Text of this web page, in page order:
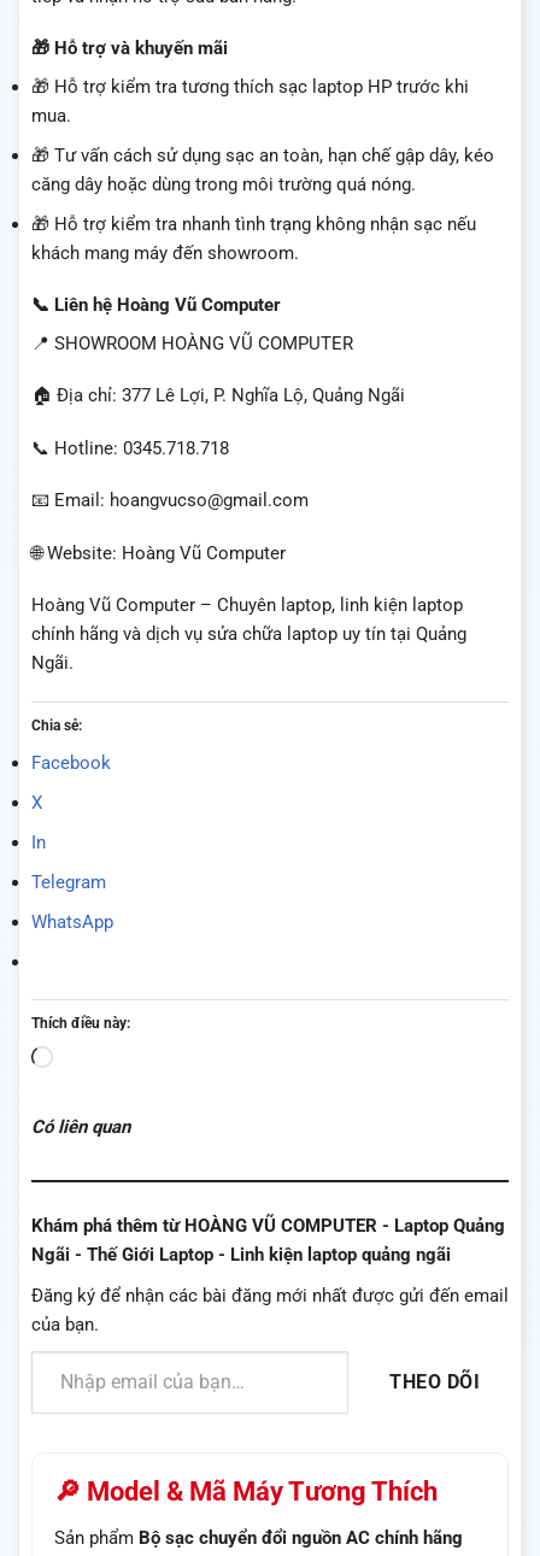
🎁 Hỗ trợ và khuyến mãi
🎁 Hỗ trợ kiểm tra tương thích sạc laptop HP trước khi
mua.
🎁 Tư vấn cách sử dụng sạc an toàn, hạn chế gập dây, kéo
căng dây hoặc dùng trong môi trường quá nóng.
🎁 Hỗ trợ kiểm tra nhanh tình trạng không nhận sạc nếu
khách mang máy đến showroom.
📞 Liên hệ Hoàng Vũ Computer
📍 SHOWROOM HOÀNG VŨ COMPUTER
🏠 Địa chỉ: 377 Lê Lợi, P. Nghĩa Lộ, Quảng Ngãi
📞 Hotline: 0345.718.718
📧 Email: hoangvucso@gmail.com
🌐 Website: Hoàng Vũ Computer
Hoàng Vũ Computer – Chuyên laptop, linh kiện laptop
chính hãng và dịch vụ sửa chữa laptop uy tín tại Quảng
Ngãi.
Chia sẻ:
Facebook
X
In
Telegram
WhatsApp
Thích điều này:
Đang
Có liên quan
Khám phá thêm từ HOÀNG VŨ COMPUTER - Laptop Quảng
Ngãi - Thế Giới Laptop - Linh kiện laptop quảng ngãi
Đăng ký để nhận các bài đăng mới nhất được gửi đến email
của bạn.
Nhập email của bạn…
THEO DÕI
🔎 Model & Mã Máy Tương Thích
Sản phẩm Bộ sạc chuyển đổi nguồn AC chính hãng